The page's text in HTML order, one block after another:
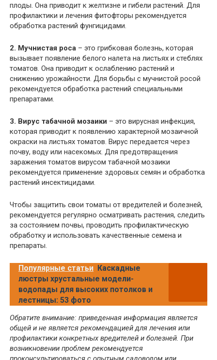
плоды. Она приводит к желтизне и гибели растений. Для
профилактики и лечения фитофторы рекомендуется
обработка растений фунгицидами.
2. Мучнистая роса – это грибковая болезнь, которая
вызывает появление белого налета на листьях и стеблях
томатов. Она приводит к ослаблению растений и
снижению урожайности. Для борьбы с мучнистой росой
рекомендуется обработка растений специальными
препаратами.
3. Вирус табачной мозаики – это вирусная инфекция,
которая приводит к появлению характерной мозаичной
окраски на листьях томатов. Вирус передается через
почву, воду или насекомых. Для предотвращения
заражения томатов вирусом табачной мозаики
рекомендуется применение здоровых семян и обработка
растений инсектицидами.
Чтобы защитить свои томаты от вредителей и болезней,
рекомендуется регулярно осматривать растения, следить
за состоянием почвы, проводить профилактическую
обработку и использовать качественные семена и
препараты.
Популярные статьи Каскадные
люстры хрустальные модели-
водопады для высоких потолков и
лестницы: 53 фото
Обратите внимание: приведенная информация является
общей и не является рекомендацией для лечения или
профилактики конкретных вредителей и болезней. При
возникновении проблем рекомендуется